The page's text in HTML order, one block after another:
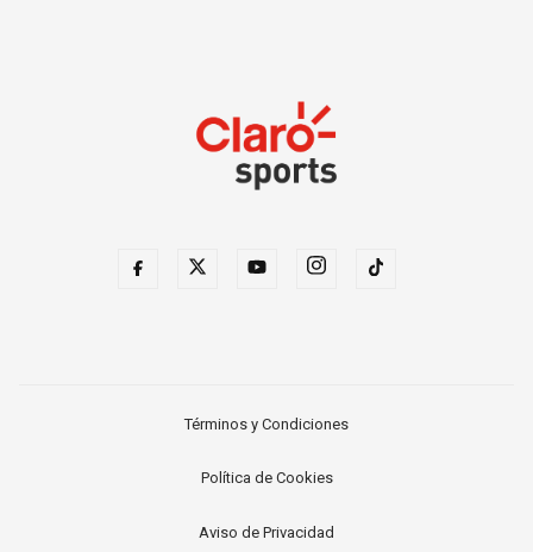
Términos y Condiciones
Política de Cookies
Aviso de Privacidad